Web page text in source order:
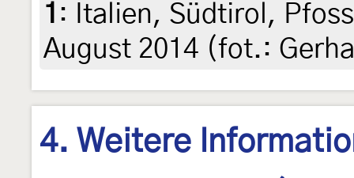
1 :
Italien, Südtirol,
August 2014 (fot.:
4. Weitere